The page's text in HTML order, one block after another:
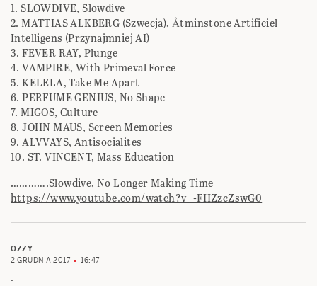
1. SLOWDIVE, Slowdive
2. MATTIAS ALKBERG (Szwecja), Åtminstone Artificiel
Intelligens (Przynajmniej AI)
3. FEVER RAY, Plunge
4. VAMPIRE, With Primeval Force
5. KELELA, Take Me Apart
6. PERFUME GENIUS, No Shape
7. MIGOS, Culture
8. JOHN MAUS, Screen Memories
9. ALVVAYS, Antisocialites
10. ST. VINCENT, Mass Education
………….Slowdive, No Longer Making Time
https://www.youtube.com/watch?v=-FHZzcZswG0
OZZY
2 GRUDNIA 2017
16:47
.